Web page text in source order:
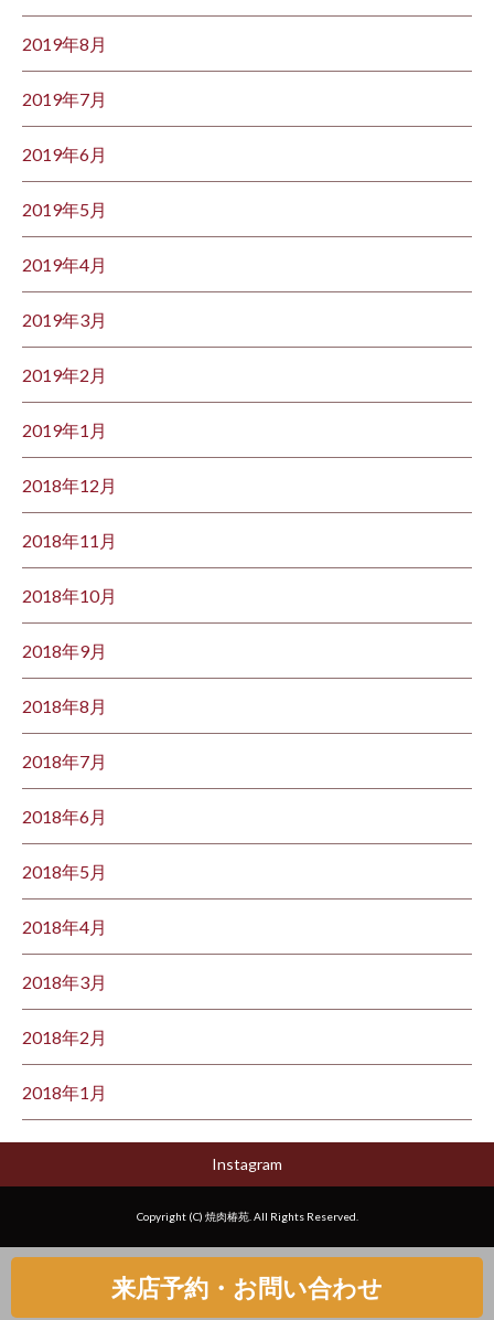
2019年8月
2019年7月
2019年6月
2019年5月
2019年4月
2019年3月
2019年2月
2019年1月
2018年12月
2018年11月
2018年10月
2018年9月
2018年8月
2018年7月
2018年6月
2018年5月
2018年4月
2018年3月
2018年2月
2018年1月
Instagram
Copyright (C) 焼肉椿苑. All Rights Reserved.
来店予約・お問い合わせ